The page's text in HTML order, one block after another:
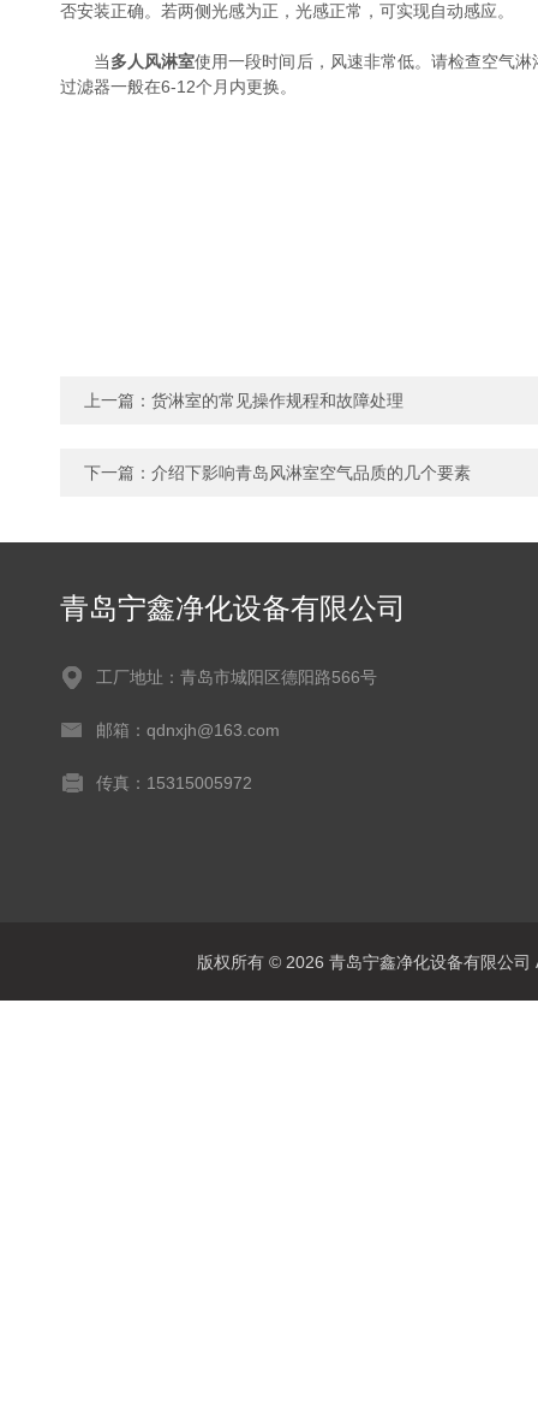
否安装正确。若两侧光感为正，光感正常，可实现自动感应。
当多人风淋室使用一段时间后，风速非常低。请检查空气
过滤器一般在6-12个月内更换。
上一篇： 货淋室的常见操作规程和故障处理
下一篇： 介绍下影响青岛风淋室空气品质的几个要素
青岛宁鑫净化设备有限公司
工厂地址：青岛市城阳区德阳路566号
邮箱：qdnxjh@163.com
传真：15315005972
版权所有 © 2026 青岛宁鑫净化设备有限